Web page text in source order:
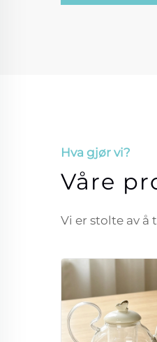
Hva gjør vi?
Våre
Vi er stolte av